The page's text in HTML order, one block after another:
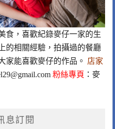
食，喜歡紀錄麥仔一家的生
的相關經驗，拍攝過的餐廳
家能喜歡麥仔的作品。 店家
粉絲專頁 ： 麥
息訂閱